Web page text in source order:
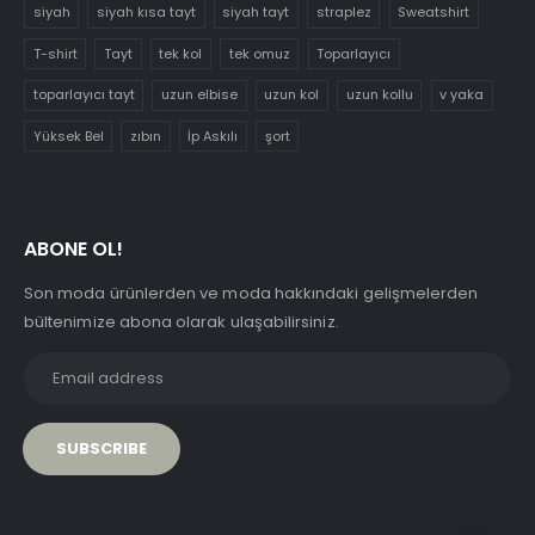
siyah siyah kısa tayt siyah tayt straplez Sweatshirt
T-shirt Tayt tek kol tek omuz Toparlayıcı
toparlayıcı tayt uzun elbise uzun kol uzun kollu v yaka
Yüksek Bel zıbın İp Askılı şort
ABONE OL!
Son moda ürünlerden ve moda hakkındaki gelişmelerden
bültenimize abona olarak ulaşabilirsiniz.